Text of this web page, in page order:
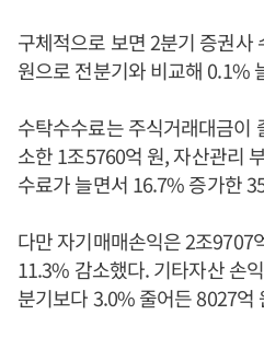
구체적으로 보면 2분기 증권사
원으로 전분기와 비교해 0.1%
수탁수수료는 주식거래대금이
소한 1조5760억 원, 자산관리
수료가 늘면서 16.7% 증가한
다만 자기매매손익은 2조9707
11.3% 감소했다. 기타자산 손
분기보다 3.0% 줄어든 8027억